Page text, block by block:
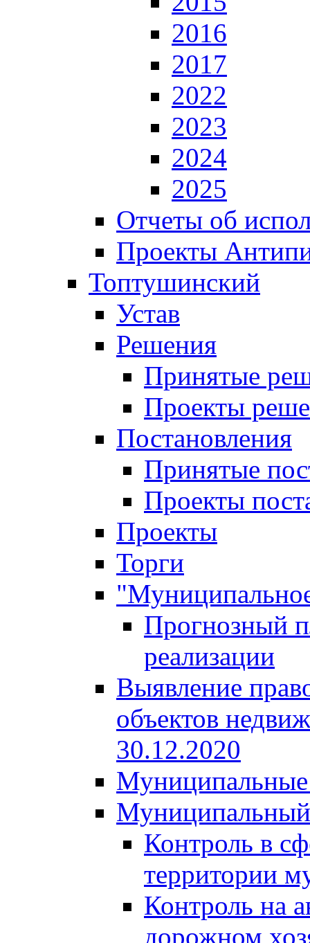
2016
2017
2022
2023
2024
2025
Отчеты об
Проекты
Топтушинский
Устав
Решения
Принятые
Проекты
Постановления
Принятые
Проекты
Проекты
Торги
Прогнозный
реализации
Выявление
объектов
30.12.2020
Муниципальные
Муниципальный
Контроль в
территории
Контроль на
дорожном